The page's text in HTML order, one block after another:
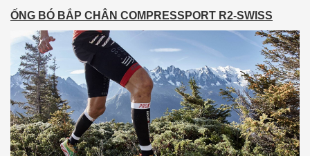
ỐNG BÓ BẮP CHÂN COMPRESSPORT R2-SWISS